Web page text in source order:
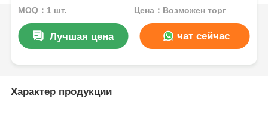
MOQ：1 шт. Цена：Возможен торг
Лучшая цена чат сейчас
Характер продукции